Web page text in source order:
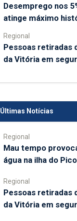
Desemprego nos
atinge máximo
Regional
Pessoas retiradas
da Vitória em
Últimas Notícias
Regional
Mau tempo
água na ilha do Pico
Regional
Pessoas retiradas
da Vitória em